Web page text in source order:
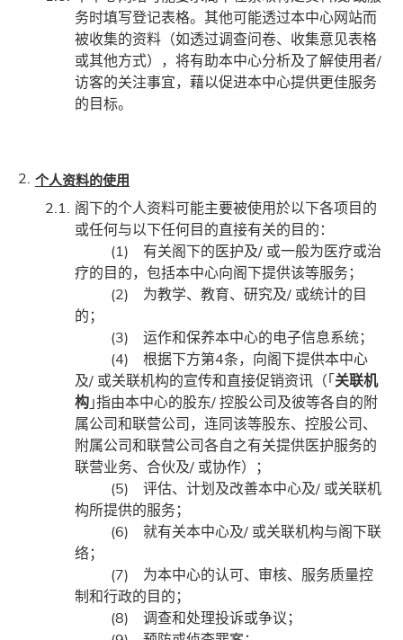
务时填写登记表格。其他可能透过本中心网站而
被收集的资料（如透过调查问卷、收集意见表格
或其他方式），将有助本中心分析及了解使用者/
访客的关注事宜，藉以促进本中心提供更佳服务
的目标。
个人资料的使用
阁下的个人资料可能主要被使用於以下各项目的
或任何与以下任何目的直接有关的目的：
(1) 有关阁下的医护及/ 或一般为医疗或治
疗的目的，包括本中心向阁下提供该等服务；
(2) 为教学、教育、研究及/ 或统计的目
的；
(3) 运作和保养本中心的电子信息系统；
(4) 根据下方第4条，向阁下提供本中心
及/ 或关联机构的宣传和直接促销资讯（｢ 关联机
构 ｣指由本中心的股东/ 控股公司及彼等各自的附
属公司和联营公司，连同该等股东、控股公司、
附属公司和联营公司各自之有关提供医护服务的
联营业务、合伙及/ 或协作）；
(5) 评估、计划及改善本中心及/ 或关联机
构所提供的服务；
(6) 就有关本中心及/ 或关联机构与阁下联
络；
(7) 为本中心的认可、审核、服务质量控
制和行政的目的；
(8) 调查和处理投诉或争议；